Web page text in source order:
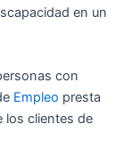
en un
con
Empleo presta
los clientes de